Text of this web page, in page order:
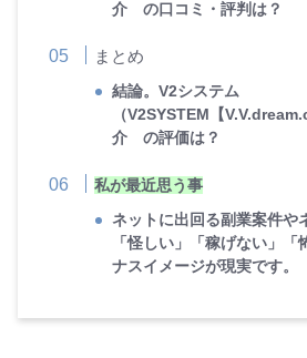
介 の口コミ・評判は？
まとめ
結論。V2システム
（V2SYSTEM【
介 の評価は？
私が最近思う事
ネットに出回る副業案件や
「怪しい」「稼げない」「
ナスイメージが現実です。